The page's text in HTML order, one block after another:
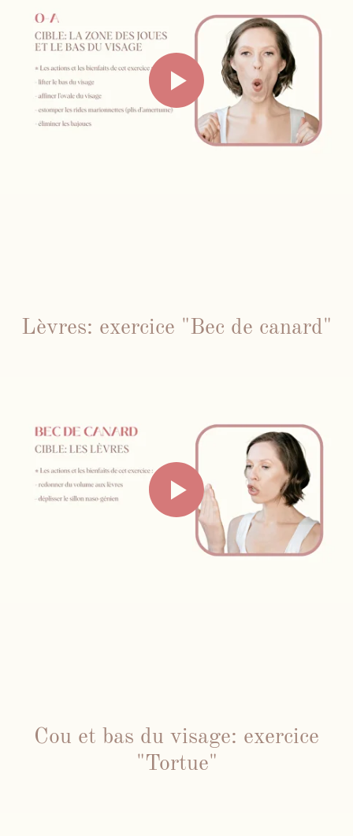
Lèvres: exercice "Bec de canard"
Cou et bas du visage: exercice
"Tortue"